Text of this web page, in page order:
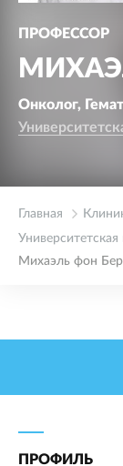
ПРОФЕССОР
Онколог,
Главная
Михаэль фон
ПРОФИЛЬ